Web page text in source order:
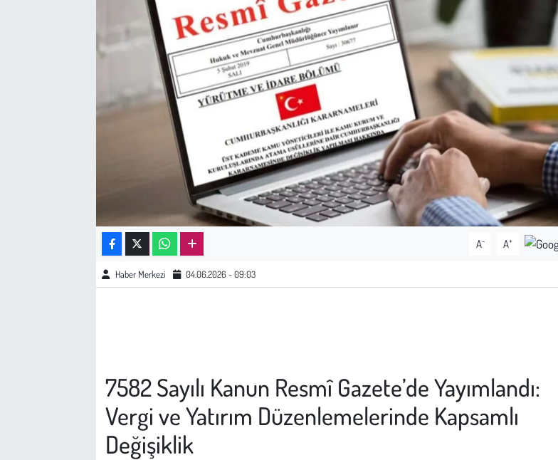
A- A+
Haber Merkezi 04.06.2026 - 09:03
7582 Sayılı Kanun Resmî Gazete’de Yayımlandı:
Vergi ve Yatırım Düzenlemelerinde Kapsamlı
Değişiklik
Bilim - Teknoloji
İnsan Hakları
Günün İçinden